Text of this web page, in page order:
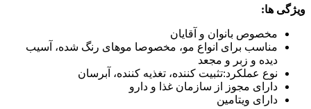
ویژگی ها:
مخصوص بانوان و آقایان
مناسب برای انواع مو، مخصوصا موهای رنگ شده، آسیب
دیده و زبر و مجعد
نوع عملکرد:تثبیت کننده، تغذیه کننده، آبرسان
دارای مجوز از سازمان غذا و دارو
دارای ویتامین